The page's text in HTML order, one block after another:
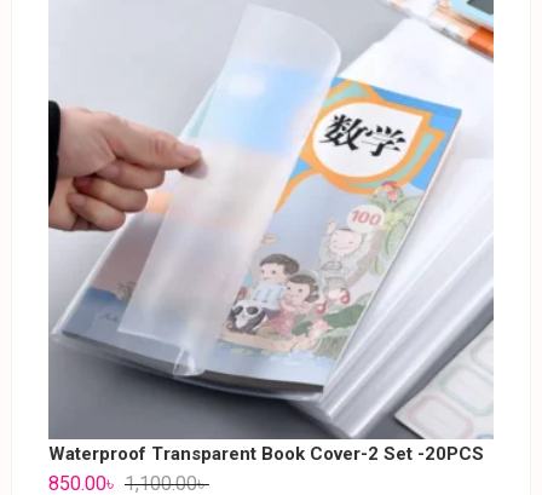
Waterproof Transparent Book Cover-2 Set -20PCS
1,100.00৳
850.00৳